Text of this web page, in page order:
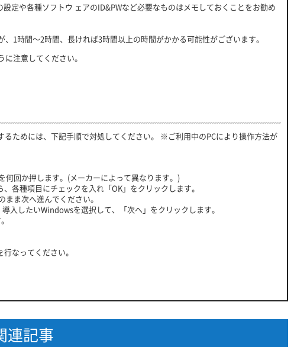
定や各種ソフトウ ェアのID&PWなど必要なものはメモしておくことをお勧め
1時間～2時間、長ければ3時間以上の時間がかかる可能性がございます。
注意してください。
ためには、下記手順で対処してください。 ※ご利用中のPCにより操作方法が
何回か押します。(メーカーによって異なります。)
各種項目にチェックを入れ「OK」をクリックします。
ま次へ進んでください。
したいWindowsを選択して、「次へ」をクリックします。
なってください。
連記事